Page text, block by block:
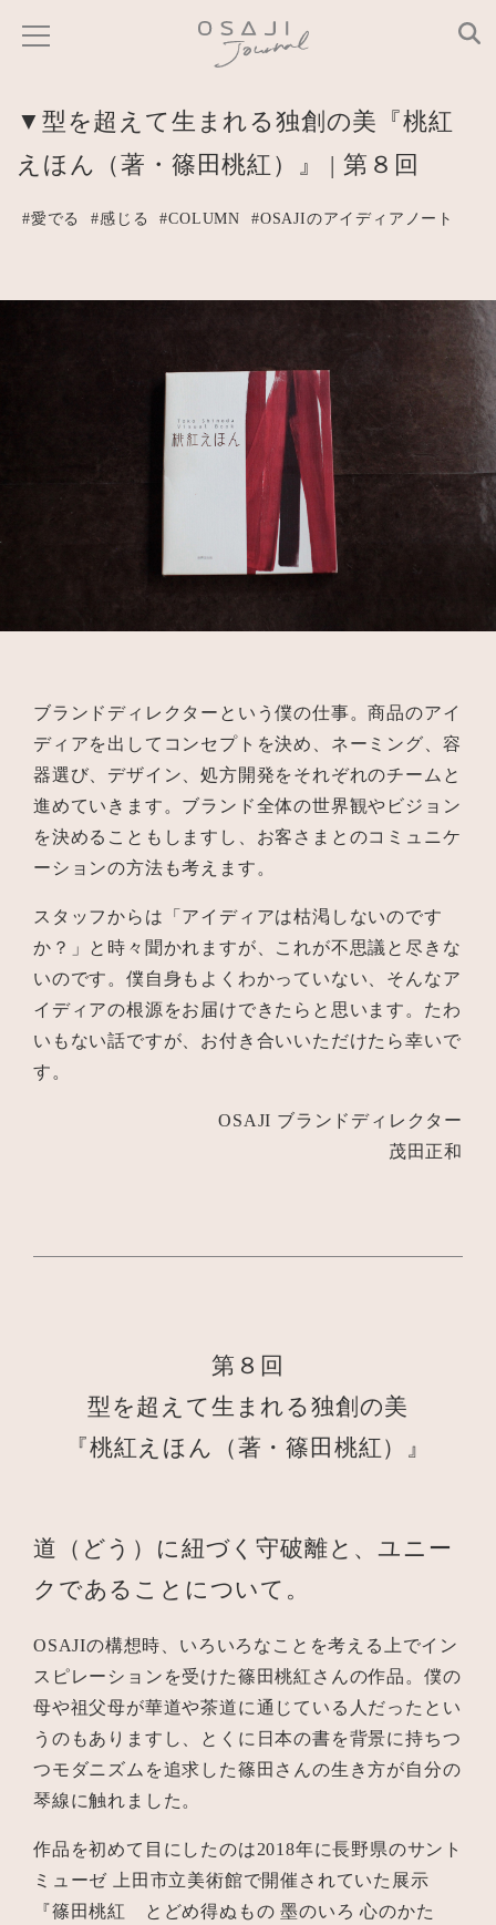
▼型を超えて生まれる独創の美『桃紅
えほん（著・篠田桃紅）』 | 第８回
#愛でる #感じる #COLUMN #OSAJIのアイディアノート
ブランドディレクターという僕の仕事。商品のアイ
ディアを出してコンセプトを決め、ネーミング、容
器選び、デザイン、処方開発をそれぞれのチームと
進めていきます。ブランド全体の世界観やビジョン
を決めることもしますし、お客さまとのコミュニケ
ーションの方法も考えます。
スタッフからは「アイディアは枯渇しないのです
か？」と時々聞かれますが、これが不思議と尽きな
いのです。僕自身もよくわかっていない、そんなア
イディアの根源をお届けできたらと思います。たわ
いもない話ですが、お付き合いいただけたら幸いで
す。
OSAJI ブランドディレクター
茂田正和
第８回
型を超えて生まれる独創の美
『桃紅えほん（著・篠田桃紅）』
道（どう）に紐づく守破離と、ユニー
クであることについて。
OSAJIの構想時、いろいろなことを考える上でイン
スピレーションを受けた篠田桃紅さんの作品。僕の
母や祖父母が華道や茶道に通じている人だったとい
うのもありますし、とくに日本の書を背景に持ちつ
つモダニズムを追求した篠田さんの生き方が自分の
琴線に触れました。
作品を初めて目にしたのは2018年に長野県のサント
ミューゼ 上田市立美術館で開催されていた展示
『篠田桃紅 とどめ得ぬもの 墨のいろ 心のかた